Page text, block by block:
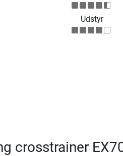
Udstyr
crosstrainer